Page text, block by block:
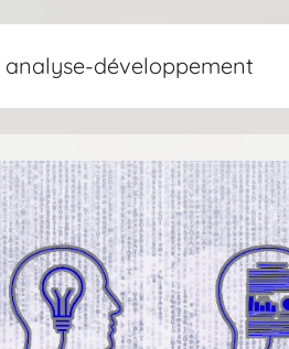
analyse-développement